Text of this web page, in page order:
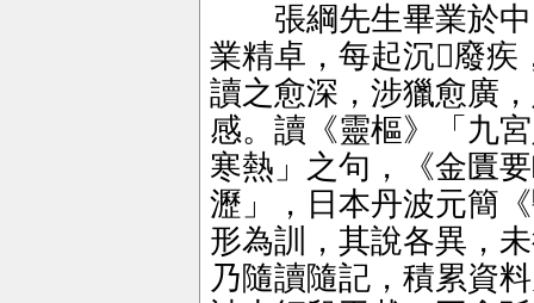
張綱先生畢業於中
業精卓，每起沉廢疾
讀之愈深，涉獵愈廣
感。讀《靈樞》「九
寒熱」之句，《金匱
瀝」，日本丹波元簡
形為訓，其說各異，
乃隨讀隨記，積累資